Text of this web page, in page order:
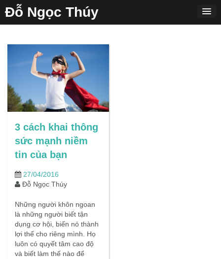
to
content
Đỗ Ngọc Thúy
3 cách khai thông
sức mạnh niềm
tin của bạn
27/04/2016
Đỗ Ngọc Thúy
Những người khôn ngoan
là những người biết tận
dụng cơ hội, biến nó thành
lợi thế cho riêng mình. Họ
luôn có quyết tâm cao độ
và biết làm thế nào để